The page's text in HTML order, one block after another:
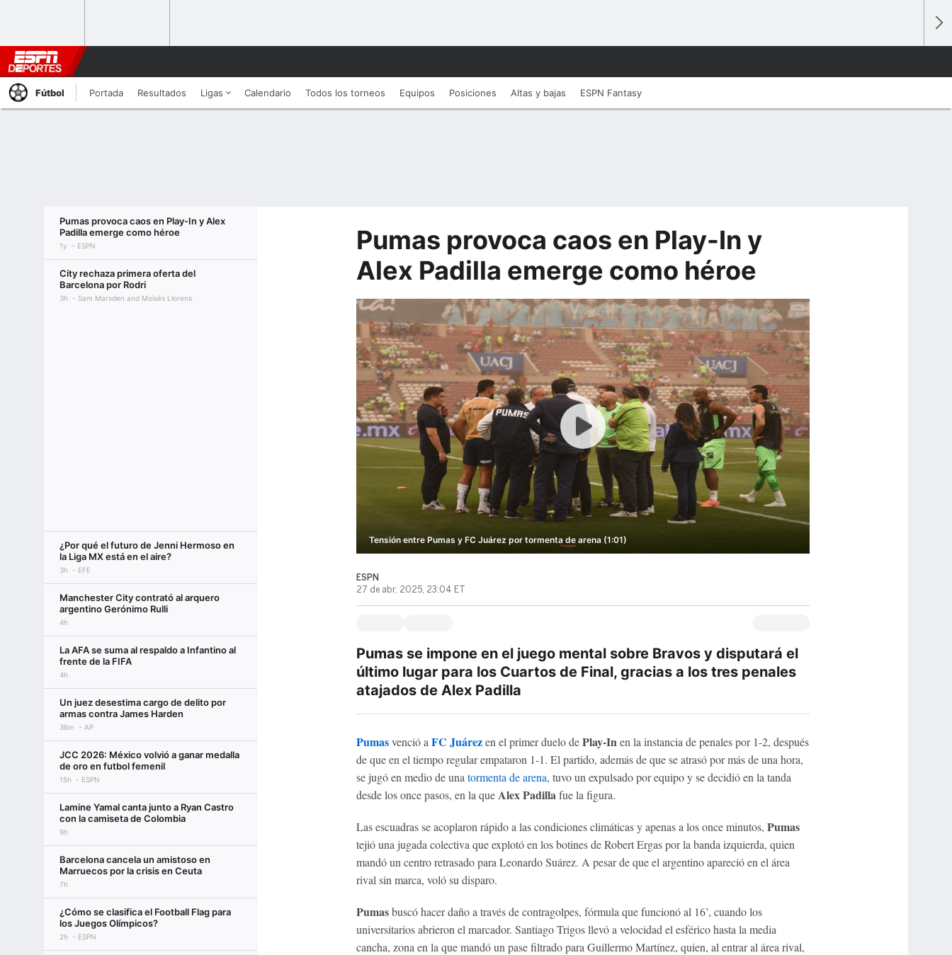
Fútbol Portada Resultados Ligas Calendario Todos los torneos Equipos Posiciones Altas y bajas ESPN Fantasy
Pumas provoca caos en Play-In y Alex
Padilla emerge como héroe
1y ESPN
City rechaza primera oferta del
Barcelona por Rodri
3h Sam Marsden and Moisés Llorens
¿Por qué el futuro de Jenni Hermoso en
la Liga MX está en el aire?
3h EFE
Manchester City contrató al arquero
argentino Gerónimo Rulli
4h
La AFA se suma al respaldo a Infantino al
frente de la FIFA
4h
Un juez desestima cargo de delito por
armas contra James Harden
36m AP
JCC 2026: México volvió a ganar medalla
de oro en futbol femenil
15h ESPN
Lamine Yamal canta junto a Ryan Castro
con la camiseta de Colombia
9h
Barcelona cancela un amistoso en
Marruecos por la crisis en Ceuta
7h
¿Cómo se clasifica el Football Flag para
los Juegos Olímpicos?
2h ESPN
Pumas provoca caos en Play-In y
Alex Padilla emerge como héroe
Tensión entre Pumas y FC Juárez por tormenta de arena (1:01)
ESPN
27 de abr, 2025, 23:04 ET
Pumas se impone en el juego mental sobre Bravos y disputará el
último lugar para los Cuartos de Final, gracias a los tres penales
atajados de Alex Padilla
Pumasvenció a FC Juárezen el primer duelo dePlay-In en la instancia de penales por 1-2, después
de que en el tiempo regular empataron 1-1. El partido, además de que se atrasó por más de una hora,
se jugó en medio de una tormenta de arena, tuvo un expulsado por equipo y se decidió en la tanda
desde los once pasos, en la queAlex Padilla fue la figura.
Las escuadras se acoplaron rápido a las condiciones climáticas y apenas a los once minutos, Pumas
tejió una jugada colectiva que explotó en los botines de Robert Ergas por la banda izquierda, quien
mandó un centro retrasado para Leonardo Suárez. A pesar de que el argentino apareció en el área
rival sin marca, voló su disparo.
Pumasbuscó hacer daño a través de contragolpes, fórmula que funcionó al 16’, cuando los
universitarios abrieron el marcador. Santiago Trigos llevó a velocidad el esférico hasta la media
cancha, zona en la que mandó un pase filtrado para Guillermo Martínez, quien, al entrar al área rival,